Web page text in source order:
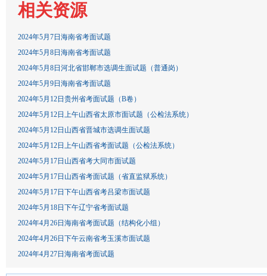
相关资源
2024年5月7日海南省考面试题
2024年5月8日海南省考面试题
2024年5月8日河北省邯郸市选调生面试题（普通岗）
2024年5月9日海南省考面试题
2024年5月12日贵州省考面试题（B卷）
2024年5月12日上午山西省太原市面试题（公检法系统）
2024年5月12日山西省晋城市选调生面试题
2024年5月12日上午山西省考面试题（公检法系统）
2024年5月17日山西省考大同市面试题
2024年5月17日山西省考面试题（省直监狱系统）
2024年5月17日下午山西省考吕梁市面试题
2024年5月18日下午辽宁省考面试题
2024年4月26日海南省考面试题（结构化小组）
2024年4月26日下午云南省考玉溪市面试题
2024年4月27日海南省考面试题